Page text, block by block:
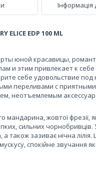
ELICE EDP 100 ML
юной красавицы,
и этим привлекает к
себе удовольствие под
переливами с
неотъемлемым
мандарина, жовтої фрезії,
сильних
а також зазиває нічна
спокійне звучання